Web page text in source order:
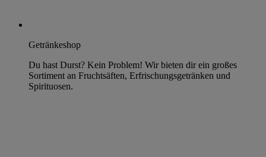
Getränkeshop
Du hast Durst? Kein Problem! Wir bieten dir ein großes
Sortiment an Fruchtsäften, Erfrischungsgetränken und
Spirituosen.